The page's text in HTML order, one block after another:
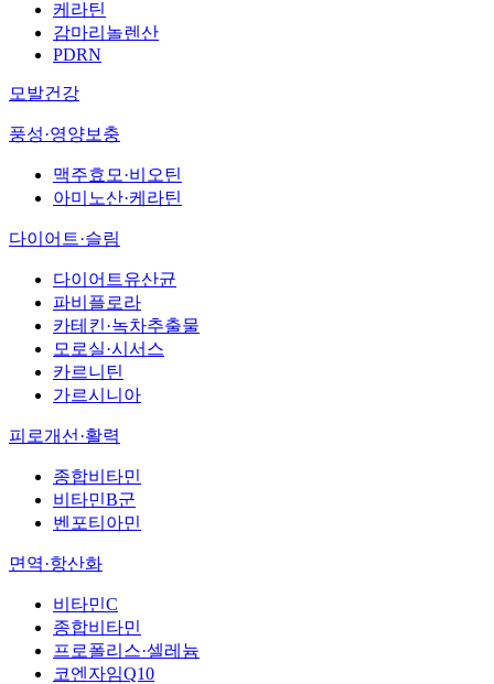
케라틴
감마리놀렌산
PDRN
모발건강
풍성·영양보충
맥주효모·비오틴
아미노산·케라틴
다이어트·슬림
다이어트유산균
파비플로라
카테킨·녹차추출물
모로실·시서스
카르니틴
가르시니아
피로개선·활력
종합비타민
비타민B군
벤포티아민
면역·항산화
비타민C
종합비타민
프로폴리스·셀레늄
코엔자임Q10